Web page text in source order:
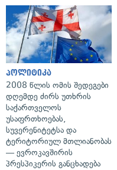
პოლიტიკა
2008 წლის ომის შედეგები
დღემდე ძირს უთხრის
საქართველოს
უსაფრთხოებას,
სუვერენიტეტსა და
ტერიტორიულ მთლიანობას
— ევროკავშირის
პრესპიკერის განცხადება